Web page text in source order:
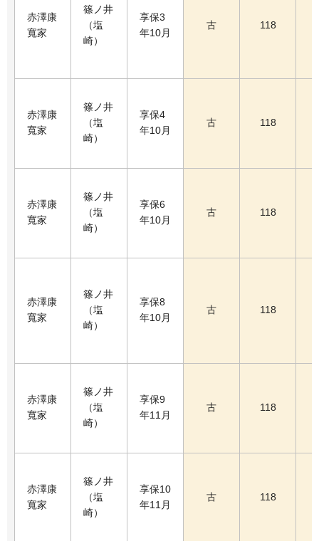
赤澤康
寬家
篠ノ井
（塩
崎）
享保3
年10月
古 118
赤澤康
寬家
篠ノ井
（塩
崎）
享保4
年10月
古 118
赤澤康
寬家
篠ノ井
（塩
崎）
享保6
年10月
古 118
赤澤康
寬家
篠ノ井
（塩
崎）
享保8
年10月
古 118
赤澤康
寬家
篠ノ井
（塩
崎）
享保9
年11月
古 118
赤澤康
寬家
篠ノ井
（塩
崎）
享保10
年11月
古 118